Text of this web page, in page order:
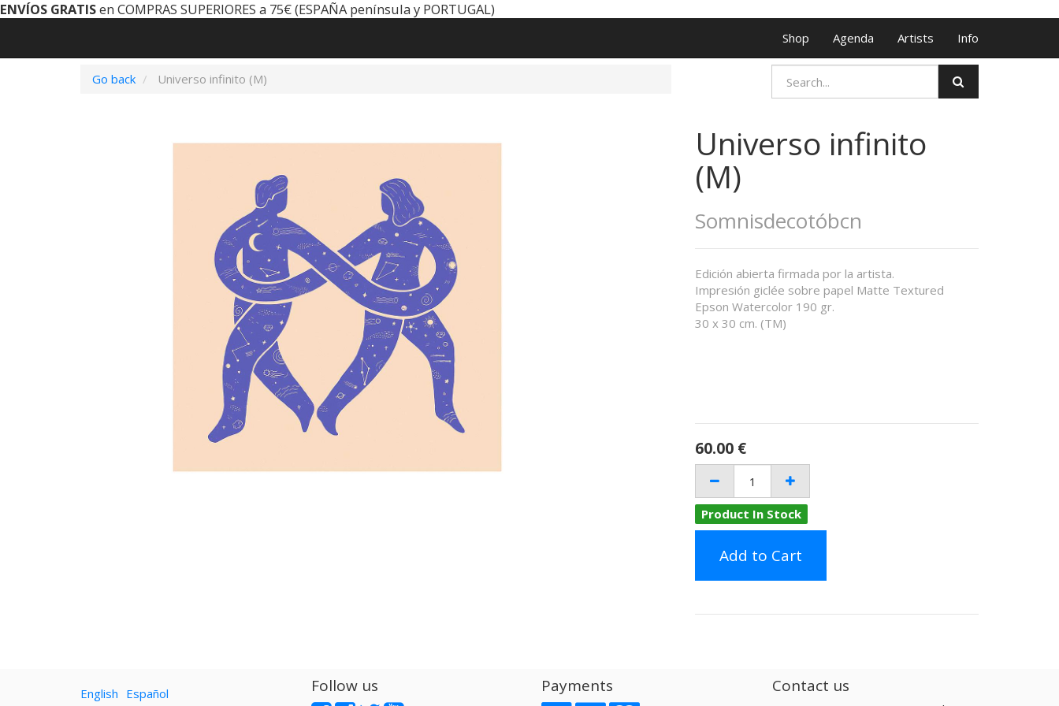
ENVÍOS GRATISen COMPRAS SUPERIORES a 75€ (ESPAÑA península y PORTUGAL)
Shop Agenda Artists Info
Go back Universo infinito (M)
Universo infinito
(M)
Somnisdecotóbcn
Edición abierta firmada por la artista.
Impresión giclée sobre papel Matte Textured
Epson Watercolor 190 gr.
30 x 30 cm. (TM)
60.00 €
Product In Stock
Add to Cart
English Español Follow us Payments Contact us